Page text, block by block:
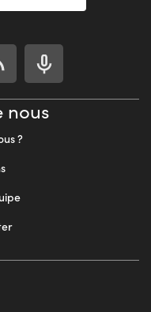
nous
?